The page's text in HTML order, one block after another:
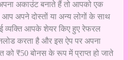
अकाउंट बनाते हैं तो आपको एक
अपने दोस्तों या अन्य लोगों के साथ
आपके शेयर किए हुए रेफरल
करता है और इस ऐप पर अपना
को ₹50 बोनस के रूप में प्राप्त हो जाते